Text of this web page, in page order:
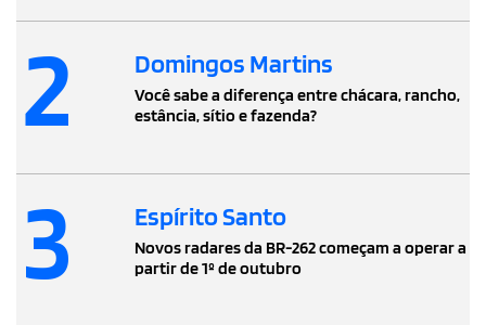
2 Domingos Martins
Você sabe a diferença entre chácara, rancho,
estância, sítio e fazenda?
3 Espírito Santo
Novos radares da BR-262 começam a operar a
partir de 1º de outubro